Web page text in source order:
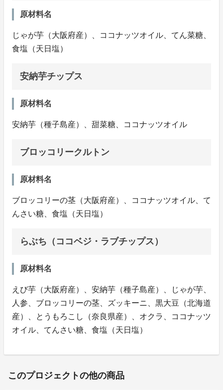
原材料名
じゃが芋（大阪府産）、ココナッツオイル、てん菜糖、
食塩（天日塩）
安納芋チップス
原材料名
安納芋（種子島産）、甜菜糖、ココナッツオイル
ブロッコリークルトン
原材料名
ブロッコリーの茎（大阪府産）、ココナッツオイル、て
んさい糖、食塩（天日塩）
らぶち（ココベジ・ラブチップス）
原材料名
えび芋（大阪府産）、安納芋（種子島産）、じゃが芋、
人参、ブロッコリーの茎、ズッキーニ、黒大豆（北海道
産）、とうもろこし（奈良県産）、オクラ、ココナッツ
オイル、てんさい糖、食塩（天日塩）
このプロジェクトの他の商品